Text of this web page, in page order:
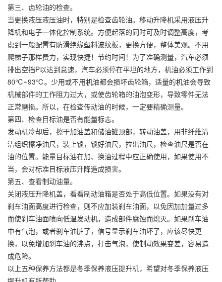
第三、齿轮油的检查。
当更换液压液压油时，特别是检查齿轮油。移动升降机采用液压升
降机和电子一体化控制系统。方便起落的同时可及时调整高度，考
虑到一般配置有防滑绝缘塑料波纹板，更换方便，整体美观。不用
爬梯子那样费力，实现快捷！节约时间！为了准确测量，汽车必须
排出空挡P以达到怠速，汽车必须停在平坦的地方，机油必须工作到
80℃~93℃。少用或不用机油都会损坏齿轮箱，适量的机油会导致
机械部件的工作阻力过大，或使齿轮箱的油泡变形，导致零件无法
正常磨损。所以，在检查传动油的时候，一定要精确测量。
第四、检查目标油是否有能量标志。
发动机冷却后，擦干加油盖和储油罐顶部，转动油盖，用非纤维清
洁组织擦净油尺，装上锁，锁好油尺，拉出油尺，检查油尺是否在
油的位置。能量目标油在加、换油过程中应正确使用，如果使用不
当，会对标准目标液压升降造成损害。
第五、查看制动油量。
关闭液压升降机盖，看看制动油箱是否处于高低位置。如果没有对
刹车油面高度进行检查，则不应加装刹车油面，以免因加加量过多
而使刹车油面喷向低温发动机，造成部件腐蚀而熄灭。如果刹车油
中有气泡，或者刹车油脏了，信号显示刹车油坏了，应该尽快更
换，以免增加刹车油的沸点，打击气泡，使制动效果变差，容易造
成危险。
以上五种保养方法都是冬季保养液压提升机，希望对冬季保养液压